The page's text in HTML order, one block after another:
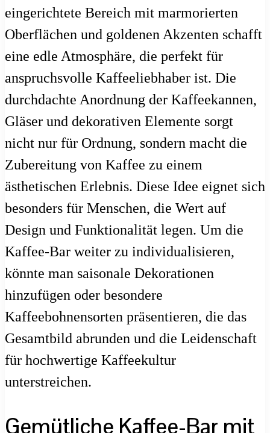
eingerichtete Bereich mit marmorierten
Oberflächen und goldenen Akzenten schafft
eine edle Atmosphäre, die perfekt für
anspruchsvolle Kaffeeliebhaber ist. Die
durchdachte Anordnung der Kaffeekannen,
Gläser und dekorativen Elemente sorgt
nicht nur für Ordnung, sondern macht die
Zubereitung von Kaffee zu einem
ästhetischen Erlebnis. Diese Idee eignet sich
besonders für Menschen, die Wert auf
Design und Funktionalität legen. Um die
Kaffee-Bar weiter zu individualisieren,
könnte man saisonale Dekorationen
hinzufügen oder besondere
Kaffeebohnensorten präsentieren, die das
Gesamtbild abrunden und die Leidenschaft
für hochwertige Kaffeekultur
unterstreichen.
Gemütliche Kaffee-Bar mit